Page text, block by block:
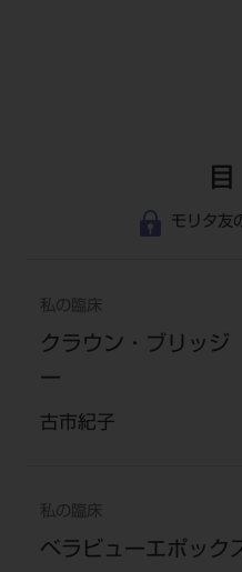
モリタ友
私の臨床
クラウン・ブリッ
ー
古市紀子
私の臨床
ベラビューエポック